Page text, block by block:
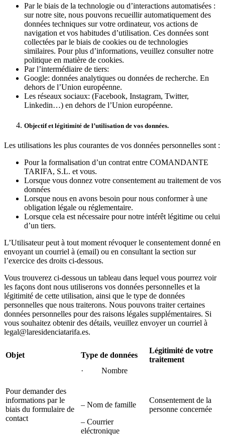
Par le biais de la technologie ou d’interactions automatisées :
sur notre site, nous pouvons recueillir automatiquement des
données techniques sur votre ordinateur, vos actions de
navigation et vos habitudes d’utilisation. Ces données sont
collectées par le biais de cookies ou de technologies
similaires. Pour plus d’informations, veuillez consulter notre
politique en matière de cookies.
Par l’intermédiaire de tiers:
Google: données analytiques ou données de recherche. En
dehors de l’Union européenne.
Les réseaux sociaux: (Facebook, Instagram, Twitter,
Linkedin…) en dehors de l’Union européenne.
Objectif et légitimité de l’utilisation de vos données.
Les utilisations les plus courantes de vos données personnelles sont :
Pour la formalisation d’un contrat entre COMANDANTE
TARIFA, S.L. et vous.
Lorsque vous donnez votre consentement au traitement de vos
données
Lorsque nous en avons besoin pour nous conformer à une
obligation légale ou réglementaire.
Lorsque cela est nécessaire pour notre intérêt légitime ou celui
d’un tiers.
L’Utilisateur peut à tout moment révoquer le consentement donné en
envoyant un courriel à (email) ou en consultant la section sur
l’exercice des droits ci-dessous.
Vous trouverez ci-dessous un tableau dans lequel vous pourrez voir
les façons dont nous utiliserons vos données personnelles et la
légitimité de cette utilisation, ainsi que le type de données
personnelles que nous traiterons. Nous pouvons traiter certaines
données personnelles pour des raisons légales supplémentaires. Si
vous souhaitez obtenir des détails, veuillez envoyer un courriel à
legal@laresidenciatarifa.es.
Objet Type de données
Légitimité de votre
traitement
Pour demander des
informations par le
biais du formulaire de
contact
· Nombre
– Nom de famille
– Courrier
eléctronique
Consentement de la
personne concernée